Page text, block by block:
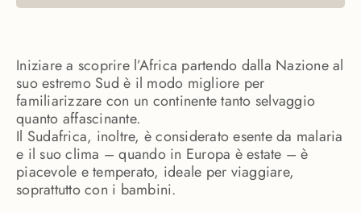
Iniziare a scoprire l’Africa partendo dalla Nazione al
suo estremo Sud è il modo migliore per
familiarizzare con un continente tanto selvaggio
quanto affascinante.
Il Sudafrica, inoltre, è considerato esente da malaria
e il suo clima – quando in Europa è estate – è
piacevole e temperato, ideale per viaggiare,
soprattutto con i bambini.